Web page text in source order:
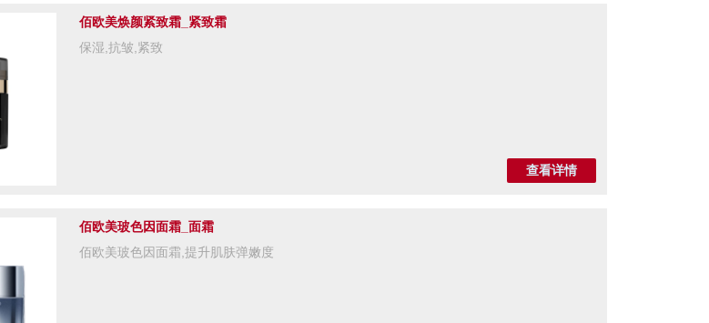
佰欧美焕颜紧致霜_紧致霜
保湿,抗皱,紧致
查看详情
佰欧美玻色因面霜_面霜
佰欧美玻色因面霜,提升肌肤弹嫩度